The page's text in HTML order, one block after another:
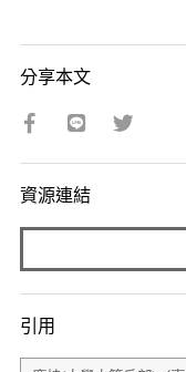
分享本文
資源連結
引用